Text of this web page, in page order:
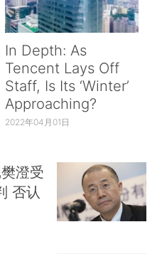
In Depth: As
Tencent Lays Off
Staff, Is Its ‘Winter’
Approaching?
2022年04月01日
澄受
否认